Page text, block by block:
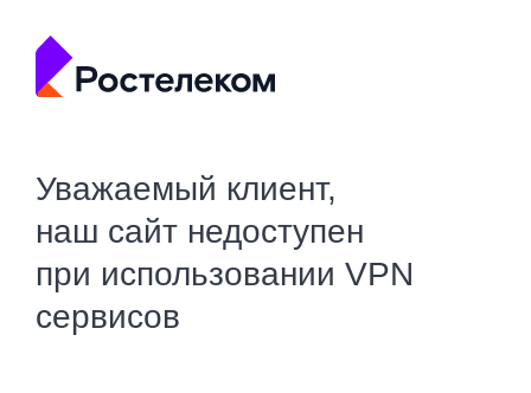
Уважаемый клиент,
наш сайт недоступен
при использовании VPN
сервисов